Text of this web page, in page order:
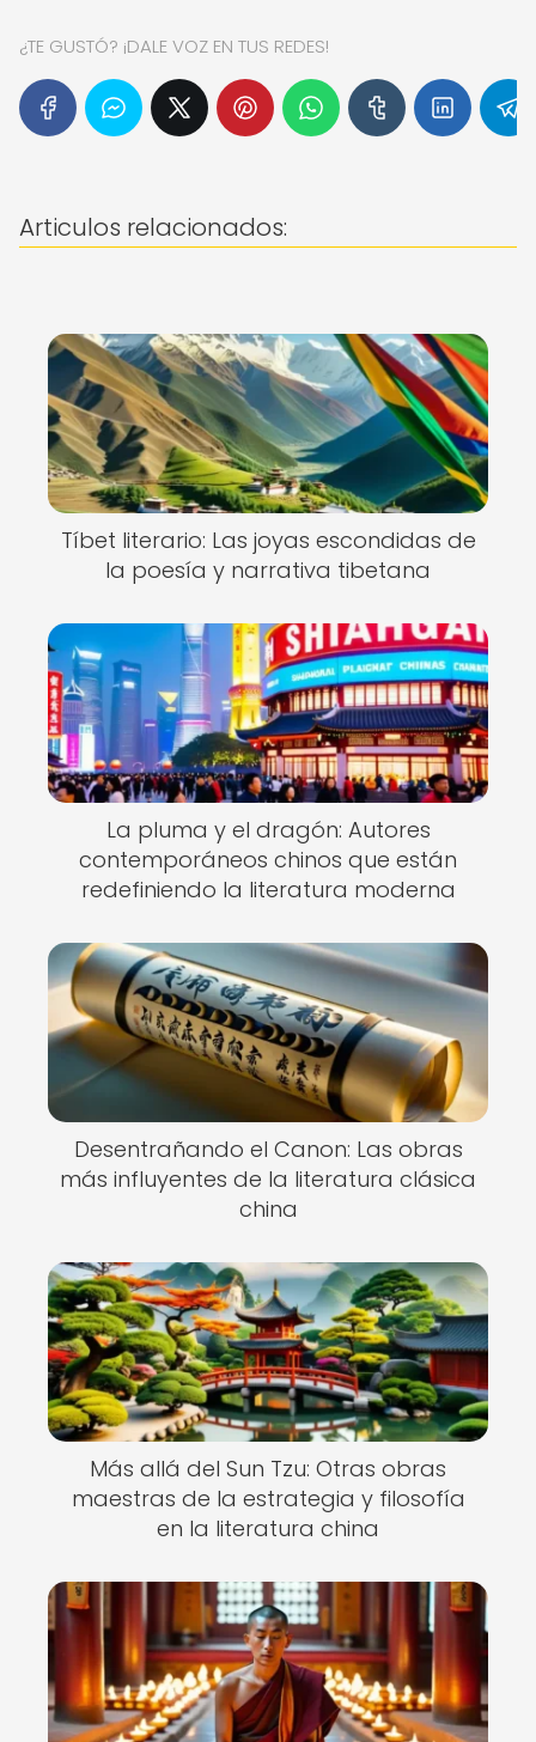
¿TE GUSTÓ? ¡DALE VOZ EN TUS REDES!
Articulos relacionados:
Tíbet literario: Las joyas escondidas de
la poesía y narrativa tibetana
La pluma y el dragón: Autores
contemporáneos chinos que están
redefiniendo la literatura moderna
Desentrañando el Canon: Las obras
más influyentes de la literatura clásica
china
Más allá del Sun Tzu: Otras obras
maestras de la estrategia y filosofía
en la literatura china